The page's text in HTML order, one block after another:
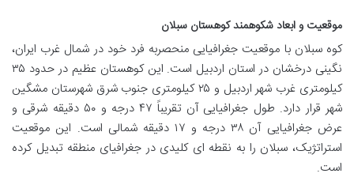
موقعیت و ابعاد شکوهمند کوهستان سبلان
کوه سبلان با موقعیت جغرافیایی منحصربه فرد خود در شمال غرب ایران،
نگینی درخشان در استان اردبیل است. این کوهستان عظیم در حدود ۳۵
کیلومتری غرب شهر اردبیل و ۲۵ کیلومتری جنوب شرق شهرستان مشگین
شهر قرار دارد. طول جغرافیایی آن تقریباً ۴۷ درجه و ۵۰ دقیقه شرقی و
عرض جغرافیایی آن ۳۸ درجه و ۱۷ دقیقه شمالی است. این موقعیت
استراتژیک، سبلان را به نقطه ای کلیدی در جغرافیای منطقه تبدیل کرده
است.